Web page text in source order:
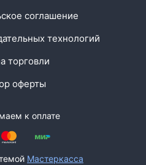
соглашение
технологий
торговли
оферты
к оплате
Мастеркасса